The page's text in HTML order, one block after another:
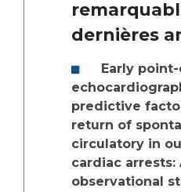
dernières
Early
predictive
return of
circulatory in
cardiac
observational